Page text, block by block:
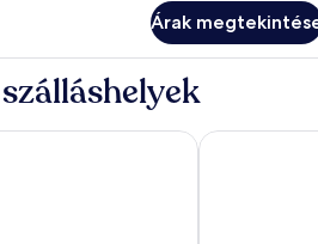
Árak
Lodge Pointe Isabelle